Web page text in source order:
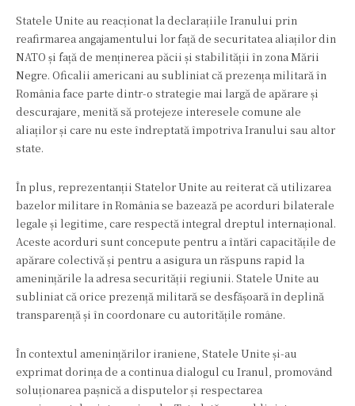
Statele Unite au reacționat la declarațiile Iranului prin
reafirmarea angajamentului lor față de securitatea aliaților din
NATO și față de menținerea păcii și stabilității în zona Mării
Negre. Oficalii americani au subliniat că prezența militară în
România face parte dintr-o strategie mai largă de apărare și
descurajare, menită să protejeze interesele comune ale
aliaților și care nu este îndreptată împotriva Iranului sau altor
state.
În plus, reprezentanții Statelor Unite au reiterat că utilizarea
bazelor militare în România se bazează pe acorduri bilaterale
legale și legitime, care respectă integral dreptul internațional.
Aceste acorduri sunt concepute pentru a întări capacitățile de
apărare colectivă și pentru a asigura un răspuns rapid la
amenințările la adresa securității regiunii. Statele Unite au
subliniat că orice prezență militară se desfășoară în deplină
transparență și în coordonare cu autoritățile române.
În contextul amenințărilor iraniene, Statele Unite și-au
exprimat dorința de a continua dialogul cu Iranul, promovând
soluționarea pașnică a disputelor și respectarea